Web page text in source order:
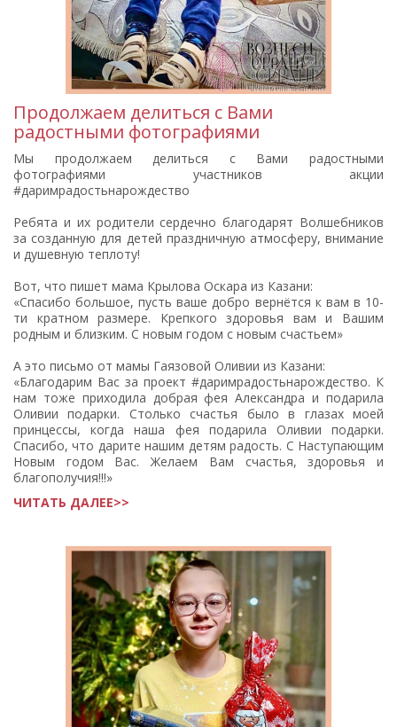
Продолжаем делиться с Вами
радостными фотографиями
Мы продолжаем делиться с Вами радостными
фотографиями участников акции
#даримрадостьнарождество
Ребята и их родители сердечно благодарят Волшебников
за созданную для детей праздничную атмосферу, внимание
и душевную теплоту!
Вот, что пишет мама Крылова Оскара из Казани:
«Спасибо большое, пусть ваше добро вернётся к вам в 10-
ти кратном размере. Крепкого здоровья вам и Вашим
родным и близким. С новым годом с новым счастьем»
А это письмо от мамы Гаязовой Оливии из Казани:
«Благодарим Вас за проект #даримрадостьнарождество. К
нам тоже приходила добрая фея Александра и подарила
Оливии подарки. Столько счастья было в глазах моей
принцессы, когда наша фея подарила Оливии подарки.
Спасибо, что дарите нашим детям радость. С Наступающим
Новым годом Вас. Желаем Вам счастья, здоровья и
благополучия!!!»
ЧИТАТЬ ДАЛЕЕ>>